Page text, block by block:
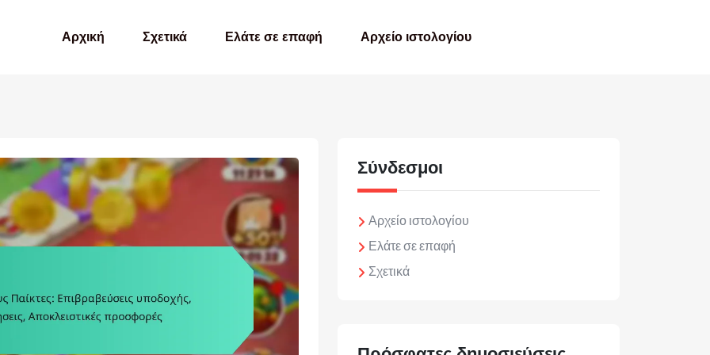
Αρχική Σχετικά Ελάτε σε επαφή Αρχείο ιστολογίου
Σύνδεσμοι
Αρχείο ιστολογίου
Ελάτε σε επαφή
Σχετικά